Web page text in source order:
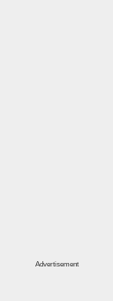
Advertisement